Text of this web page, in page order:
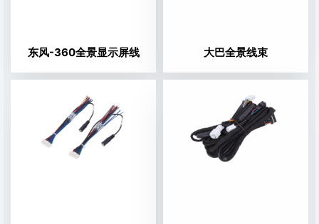
东风-360全景显示屏线 大巴全景线束